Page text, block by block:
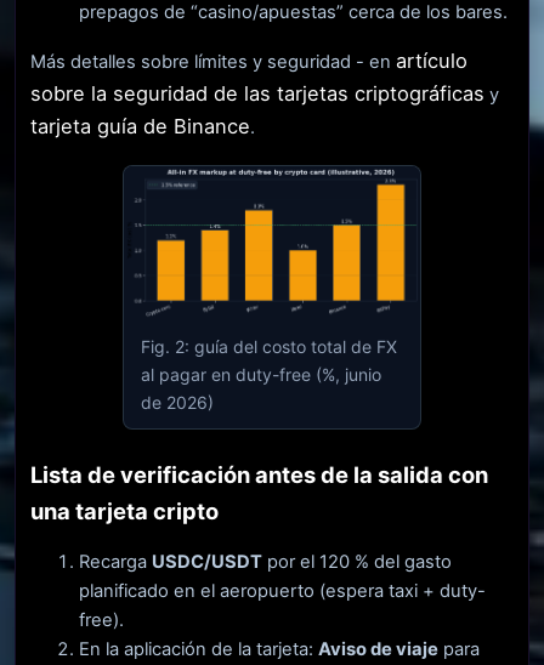
prepagos de “casino/apuestas” cerca de los bares.
Más detalles sobre límites y seguridad - en artículo
sobre la seguridad de las tarjetas criptográficas y
tarjeta guía de Binance.
Fig. 2: guía del costo total de FX
al pagar en duty-free (%, junio
de 2026)
Lista de verificación antes de la salida con
una tarjeta cripto
Recarga USDC/USDT por el 120 % del gasto
planificado en el aeropuerto (espera taxi + duty-
free).
En la aplicación de la tarjeta: Aviso de viaje para